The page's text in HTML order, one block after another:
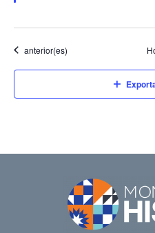
Eventos
anterior(es)